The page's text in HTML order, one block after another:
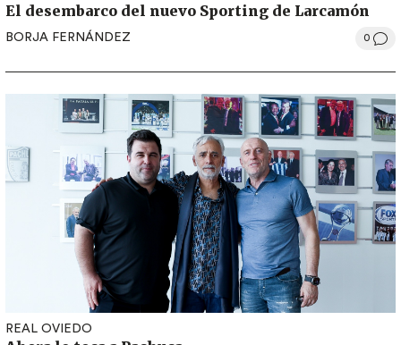
El desembarco del nuevo Sporting de Larcamón
BORJA FERNÁNDEZ 0
REAL OVIEDO